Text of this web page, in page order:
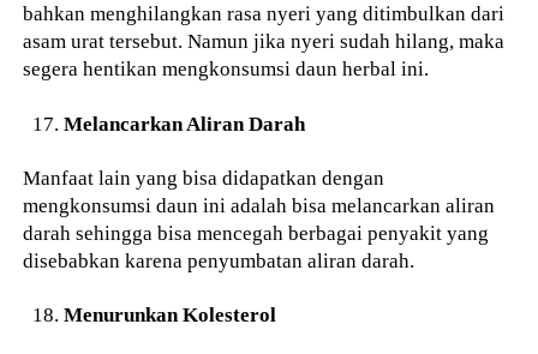
bahkan menghilangkan rasa nyeri yang ditimbulkan dari
asam urat tersebut. Namun jika nyeri sudah hilang, maka
segera hentikan mengkonsumsi daun herbal ini.
Melancarkan Aliran Darah
Manfaat lain yang bisa didapatkan dengan
mengkonsumsi daun ini adalah bisa melancarkan aliran
darah sehingga bisa mencegah berbagai penyakit yang
disebabkan karena penyumbatan aliran darah.
Menurunkan Kolesterol